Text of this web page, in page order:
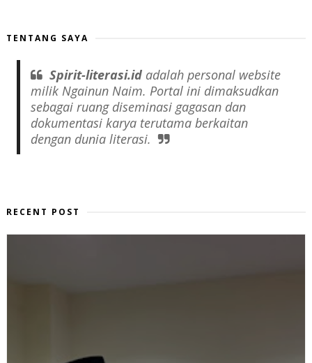
TENTANG SAYA
Spirit-literasi.idadalah personal website
milik Ngainun Naim. Portal ini dimaksudkan
sebagai ruang diseminasi gagasan dan
dokumentasi karya terutama berkaitan
dengan dunia literasi.
RECENT POST